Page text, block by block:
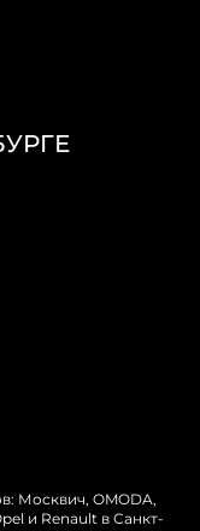
Москвич, OMODA,
и Renault в Санкт-